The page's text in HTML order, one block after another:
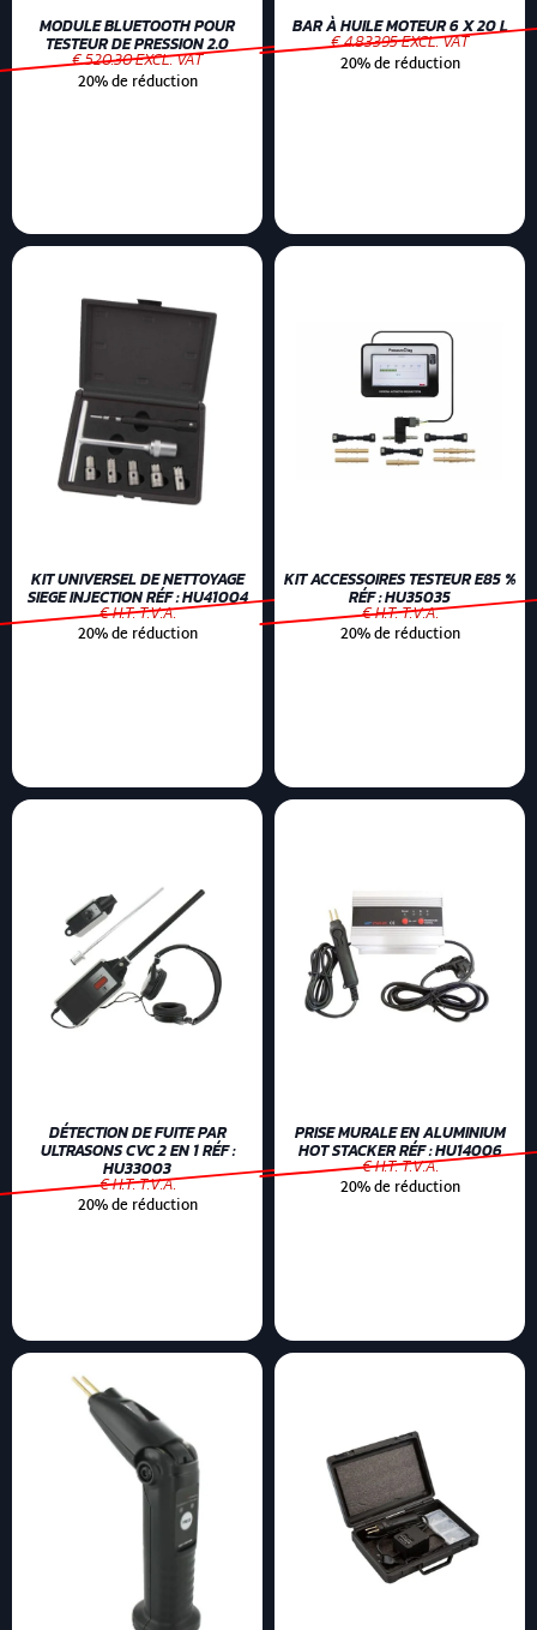
MODULE BLUETOOTH POUR
TESTEUR DE PRESSION 2.0
€ 520.30 EXCL. VAT
20% de réduction
BAR À HUILE MOTEUR 6 X 20 L
€ 4.83395 EXCL. VAT
20% de réduction
KIT UNIVERSEL DE NETTOYAGE
SIEGE INJECTION RÉF : HU41004
€ H.T. T.V.A.
20% de réduction
KIT ACCESSOIRES TESTEUR E85 %
RÉF : HU35035
€ H.T. T.V.A.
20% de réduction
DÉTECTION DE FUITE PAR
ULTRASONS CVC 2 EN 1 RÉF :
HU33003
€ H.T. T.V.A.
20% de réduction
PRISE MURALE EN ALUMINIUM
HOT STACKER RÉF : HU14006
€ H.T. T.V.A.
20% de réduction